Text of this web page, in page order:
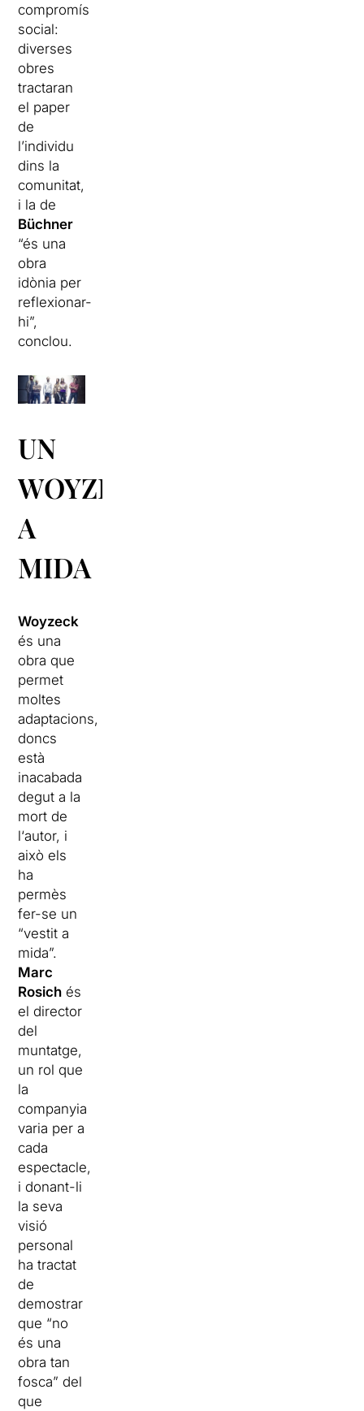
compromís
social:
diverses
obres
tractaran
el paper
de
l’individu
dins la
comunitat,
i la de
Büchner
“és una
obra
idònia per
reflexionar-
hi”,
conclou.
UN
WOYZECK
A
MIDA
Woyzeck
és una
obra que
permet
moltes
adaptacions,
doncs
està
inacabada
degut a la
mort de
l‘autor, i
això els
ha
permès
fer-se un
“vestit a
mida”.
Marc
Rosich és
el director
del
muntatge,
un rol que
la
companyia
varia per a
cada
espectacle,
i donant-li
la seva
visió
personal
ha tractat
de
demostrar
que “no
és una
obra tan
fosca” del
que